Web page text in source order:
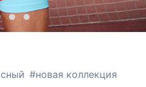
#новая коллекция